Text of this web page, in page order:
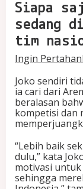
Siapa
sedang
tim
Ingin
Joko sendiri
ia cari dari
beralasan
kompetisi dan
“Lebih baik
dulu,” kata
motivasi
sehingga